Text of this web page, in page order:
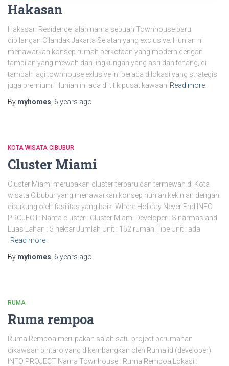
Hakasan
Hakasan Residence ialah nama sebuah Townhouse baru
dibilangan Cilandak Jakarta Selatan yang exclusive. Hunian ni
menawarkan konsep rumah perkotaan yang modern dengan
tampilan yang mewah dan lingkungan yang asri dan tenang, di
tambah lagi townhouse exlusive ini berada dilokasi yang strategis
juga premium. Hunian ini ada di titik pusat kawaan Read more
By myhomes 6 years ago
KOTA WISATA CIBUBUR
Cluster Miami
Cluster Miami merupakan cluster terbaru dan termewah di Kota
wisata Cibubur yang menawarkan konsep hunian kekinian dengan
disukung oleh fasilitas yang baik. Where Holiday Never End INFO
PROJECT: Nama cluster : Cluster Miami Developer : Sinarmasland
Luas Lahan : 5 hektar Jumlah Unit : 152 rumah Tipe Unit : ada
Read more
By myhomes 6 years ago
RUMA
Ruma rempoa
Ruma Rempoa merupakan salah satu project perumahan
dikawsan bintaro yang dikembangkan oleh Ruma id (developer).
INFO PROJECT Nama Townhouse : Ruma Rempoa Lokasi :